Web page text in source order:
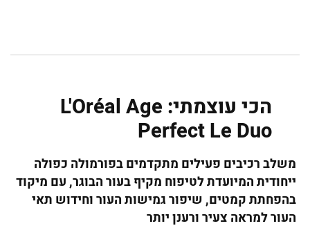
הכי עוצמתי: L'Oréal Age
Perfect Le Duo
משלב רכיבים פעילים מתקדמים בפורמולה כפולה
ייחודית המיועדת לטיפוח מקיף בעור הבוגר, עם מיקוד
בהפחתת קמטים, שיפור גמישות העור וחידוש תאי
העור למראה צעיר ורענן יותר